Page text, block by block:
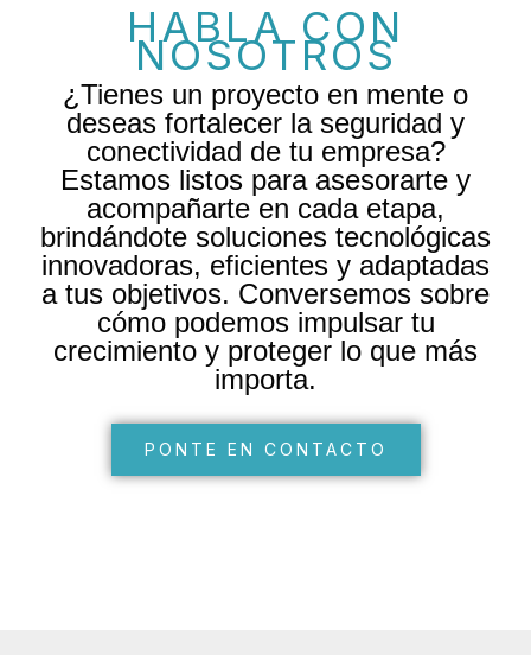
HABLA CON
NOSOTROS
¿Tienes un proyecto en mente o
deseas fortalecer la seguridad y
conectividad de tu empresa?
Estamos listos para asesorarte y
acompañarte en cada etapa,
brindándote soluciones tecnológicas
innovadoras, eficientes y adaptadas
a tus objetivos. Conversemos sobre
cómo podemos impulsar tu
crecimiento y proteger lo que más
importa.
PONTE EN CONTACTO